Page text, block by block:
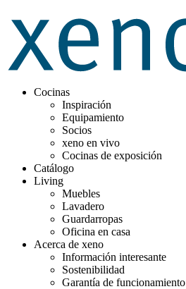
Cocinas
Inspiración
Equipamiento
Socios
xeno en vivo
Cocinas de exposición
Catálogo
Living
Muebles
Lavadero
Guardarropas
Oficina en casa
Acerca de xeno
Información interesante
Sostenibilidad
Garantía de funcionamiento